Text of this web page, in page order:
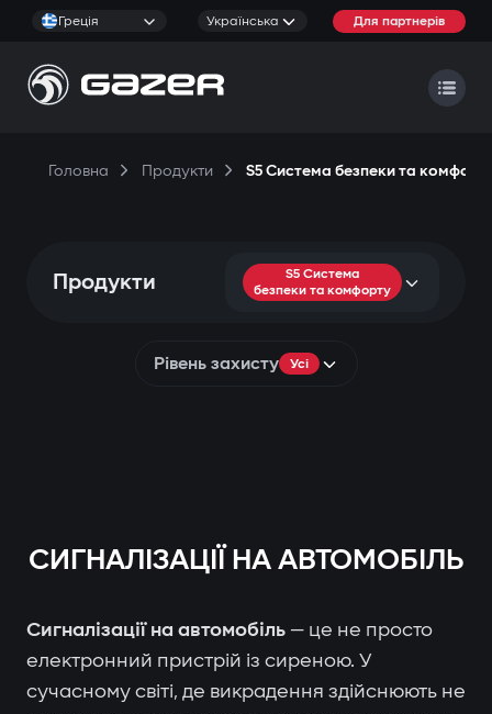
Греція Українська Для партнерів
Головна Продукти S5 Система безпеки та
Продукти
S5 Система
безпеки та комфорту
Рівень захисту Усі
СИГНАЛІЗАЦІЇ НА АВТОМОБІЛЬ
Сигналізації на автомобіль — це не просто
електронний пристрій із сиреною. У
сучасному світі, де викрадення здійснюють не